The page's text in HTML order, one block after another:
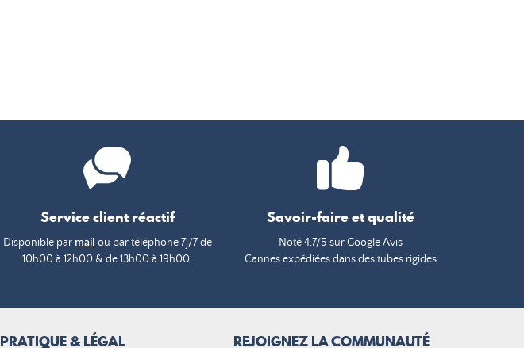
Service client réactif
Disponible par mail ou par téléphone 7j/7 de
10h00 à 12h00 & de 13h00 à 19h00.
Savoir-faire et qualité
Noté 4.7/5 sur Google Avis
Cannes expédiées dans des tubes rigides
PRATIQUE & LÉGAL REJOIGNEZ LA COMMUNAUTÉ